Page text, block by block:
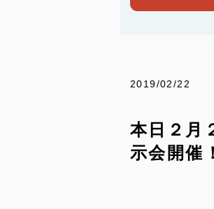
2019/02/22
本日２月
示会開催！